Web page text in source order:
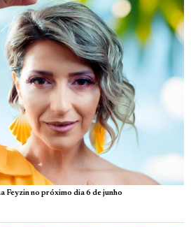
Feyzin no próximo dia 6 de junho